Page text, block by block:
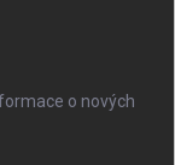
o nových